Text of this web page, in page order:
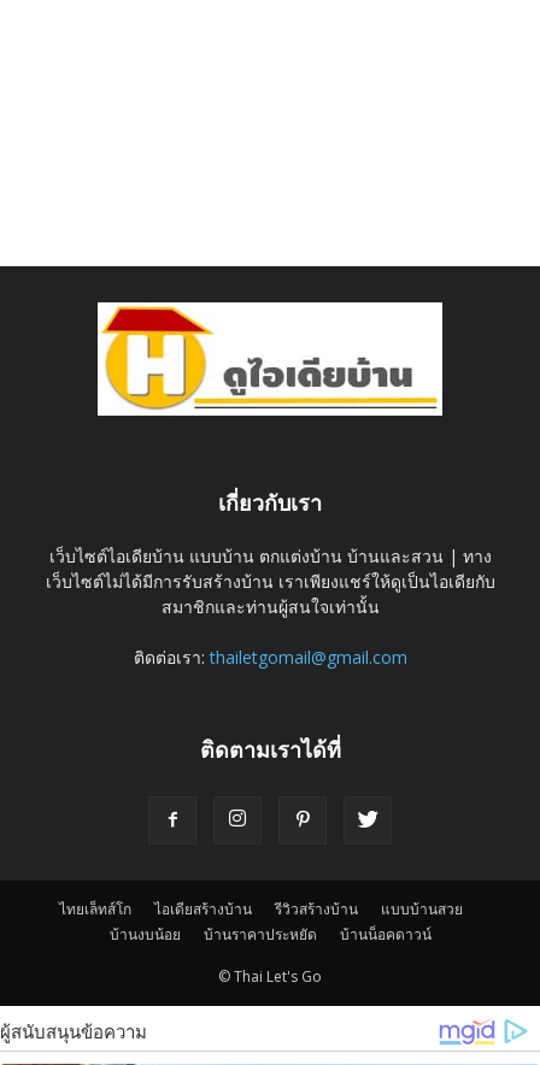
เกี่ยวกับเรา
เว็บไซต์ไอเดียบ้าน แบบบ้าน ตกแต่งบ้าน บ้านและสวน | ทาง
เว็บไซต์ไม่ได้มีการรับสร้างบ้าน เราเพียงแชร์ให้ดูเป็นไอเดียกับ
สมาชิกและท่านผู้สนใจเท่านั้น
ติดต่อเรา:thailetgomail@gmail.com
ติดตามเราได้ที่
ไทยเล็ทส์โก ไอเดียสร้างบ้าน รีวิวสร้างบ้าน
แบบบ้านสวย
บ้านงบน้อย
บ้านราคาประหยัด บ้านน็อคดาวน์
© Thai Let's Go